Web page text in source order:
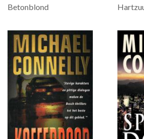
Betonblond